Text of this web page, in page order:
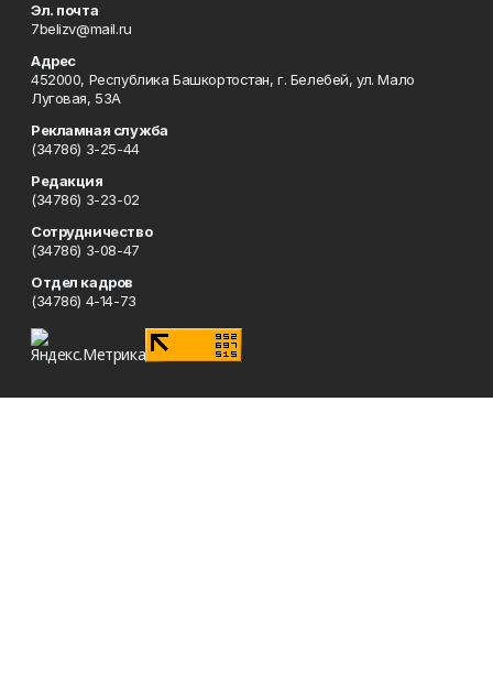
Эл. почта
7belizv@mail.ru
Адрес
452000, Республика Башкортостан, г. Белебей, ул. Мало
Луговая, 53А
Рекламная служба
(34786) 3-25-44
Редакция
(34786) 3-23-02
Сотрудничество
(34786) 3-08-47
Отдел кадров
(34786) 4-14-73